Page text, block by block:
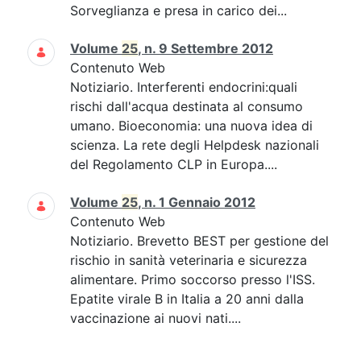
Sorveglianza e presa in carico dei...
Volume 25, n. 9 Settembre 2012
Contenuto Web
Notiziario. Interferenti endocrini:quali
rischi dall'acqua destinata al consumo
umano. Bioeconomia: una nuova idea di
scienza. La rete degli Helpdesk nazionali
del Regolamento CLP in Europa....
Volume 25, n. 1 Gennaio 2012
Contenuto Web
Notiziario. Brevetto BEST per gestione del
rischio in sanità veterinaria e sicurezza
alimentare. Primo soccorso presso l'ISS.
Epatite virale B in Italia a 20 anni dalla
vaccinazione ai nuovi nati....